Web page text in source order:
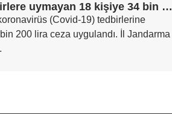
Kırklareli’nde tedbirlere uymayan 18 kişiye 34 bin 200 lira ceza
(Covid-19) tedbirlerine
200 lira ceza uygulandı. İl Jandarma